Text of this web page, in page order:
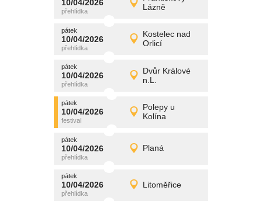
10/04/2026
Lázně
pátek
10/04/2026 Detail
pátek
10/04/2026
Kostelec nad
Orlicí
pátek
10/04/2026 Detail
promítání
pátek
10/04/2026
Dvůr Králové
n.L.
pátek
10/04/2026 Detail
promítání
pátek
10/04/2026
Polepy u
Kolína
pátek
10/04/2026 Detail
promítání
pátek
10/04/2026 Planá
pátek
10/04/2026 Detail
promítání
pátek
10/04/2026 Litoměřice
pátek
10/04/2026 Detail
promítání